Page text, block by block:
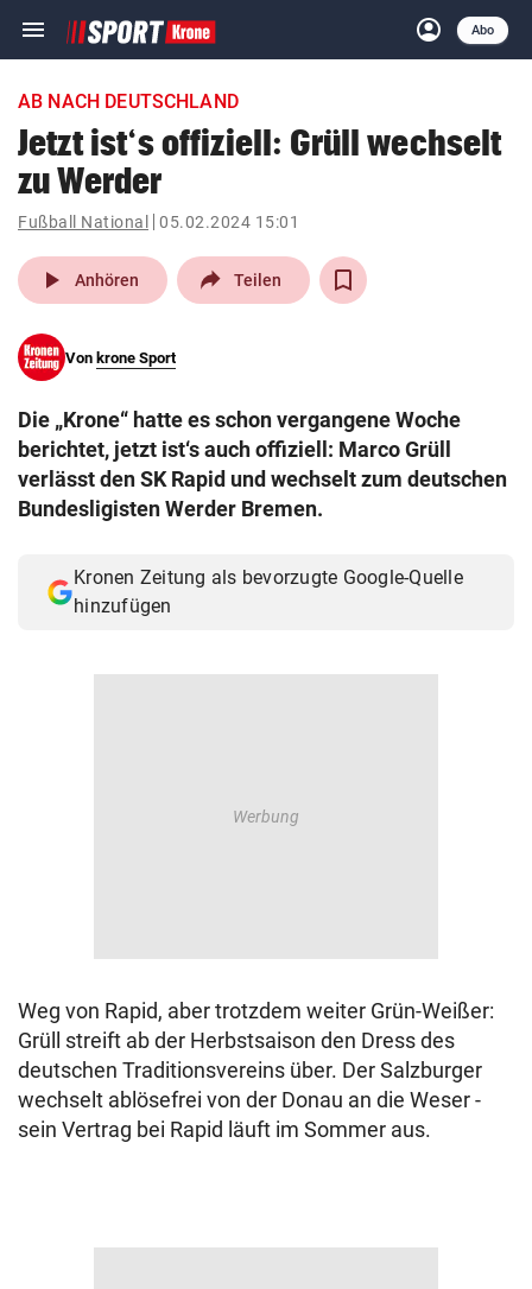
menu Navigation
ein-/ausklappen
account_circle
Anmelden
Abo
close Schließen
account_circle Anmelden
pin_drop
Wien arrow_right
search
eingeben
Muthgasse 2, 1190 Wien
AB NACH DEUTSCHLAND
Jetzt ist‘s offiziell: Grüll wechselt
zu Werder
Fußball National 05.02.2024 15:01
play_arrow Anhören Teilen
Von krone Sport
Die „Krone“ hatte es schon vergangene Woche
berichtet, jetzt ist‘s auch offiziell: Marco Grüll
verlässt den SK Rapid und wechselt zum deutschen
Bundesligisten Werder Bremen.
Kronen Zeitung als bevorzugte Google-Quelle
hinzufügen
Weg von Rapid, aber trotzdem weiter Grün-Weißer:
Grüll streift ab der Herbstsaison den Dress des
deutschen Traditionsvereins über. Der Salzburger
wechselt ablösefrei von der Donau an die Weser -
sein Vertrag bei Rapid läuft im Sommer aus.